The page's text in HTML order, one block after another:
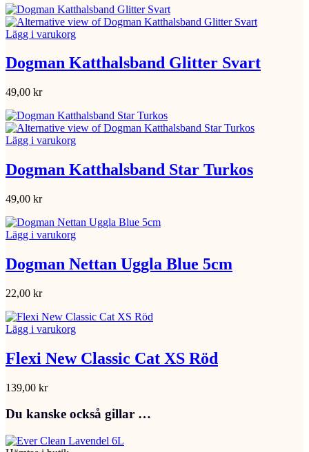
Lägg i varukorg
Dogman Katthalsband Glitter Svart
49,00 kr
Lägg i varukorg
Dogman Katthalsband Star Turkos
49,00 kr
Lägg i varukorg
Dogman Nettan Uggla Blue 5cm
22,00 kr
Lägg i varukorg
Flexi New Classic Cat XS Röd
139,00 kr
Du kanske också gillar …